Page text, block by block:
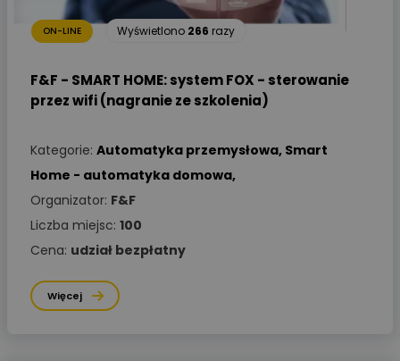
ON-LINE Wyświetlono 266 razy
F&F - SMART HOME: system FOX - sterowanie
przez wifi (nagranie ze szkolenia)
Kategorie: Automatyka przemysłowa, Smart
Home - automatyka domowa,
Organizator: F&F
Liczba miejsc: 100
Cena: udział bezpłatny
Więcej